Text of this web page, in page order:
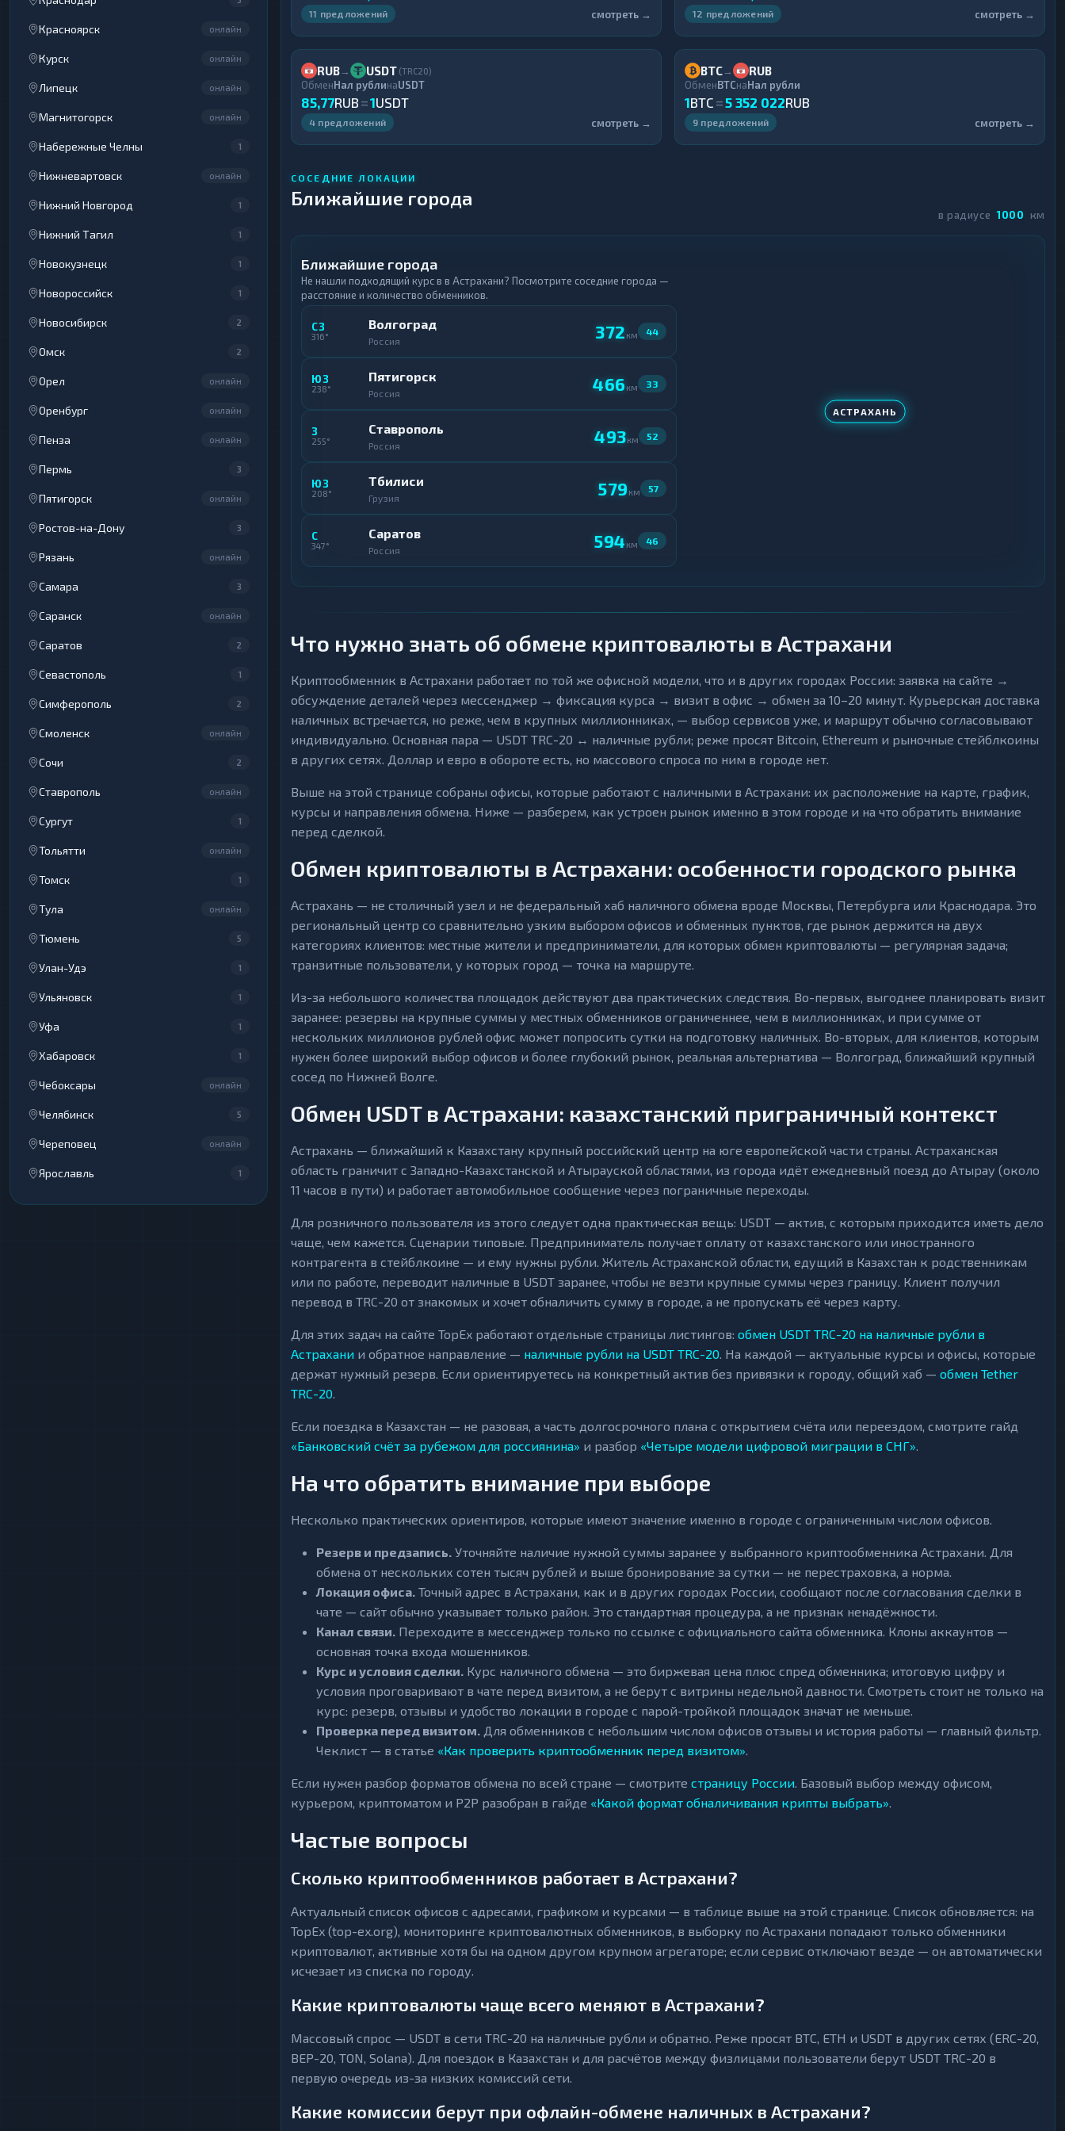
11 предложений смотреть → 12 предложений смотреть →
RUB→ USDT (TRC20)
ОбменНал рублинаUSDT
85,77RUB =1USDT
4 предложений смотреть →
BTC→ RUB
ОбменBTCнаНал рубли
1BTC =5 352 022RUB
9 предложений смотреть →
СОСЕДНИЕ ЛОКАЦИИ
Ближайшие города
в радиусе 1000 км
Ближайшие города
Не нашли подходящий курс в в Астрахани? Посмотрите соседние города —
расстояние и количество обменников.
СЗ
316°
Волгоград
Россия 372 км 44
ЮЗ
238°
Пятигорск
Россия 466 км 33
З
255°
Ставрополь
Россия 493км 52
ЮЗ
208°
Тбилиси
Грузия 579 км 57
С
347°
Саратов
Россия 594 км 46
АСТРАХАНЬ
Что нужно знать об обмене криптовалюты в Астрахани
Криптообменник в Астрахани работает по той же офисной модели, что и в других городах России: заявка на сайте →
обсуждение деталей через мессенджер → фиксация курса → визит в офис → обмен за 10–20 минут. Курьерская доставка
наличных встречается, но реже, чем в крупных миллионниках, — выбор сервисов уже, и маршрут обычно согласовывают
индивидуально. Основная пара — USDT TRC-20 ↔ наличные рубли; реже просят Bitcoin, Ethereum и рыночные стейблкоины
в других сетях. Доллар и евро в обороте есть, но массового спроса по ним в городе нет.
Выше на этой странице собраны офисы, которые работают с наличными в Астрахани: их расположение на карте, график,
курсы и направления обмена. Ниже — разберем, как устроен рынок именно в этом городе и на что обратить внимание
перед сделкой.
Обмен криптовалюты в Астрахани: особенности городского рынка
Астрахань — не столичный узел и не федеральный хаб наличного обмена вроде Москвы, Петербурга или Краснодара. Это
региональный центр со сравнительно узким выбором офисов и обменных пунктов, где рынок держится на двух
категориях клиентов: местные жители и предприниматели, для которых обмен криптовалюты — регулярная задача;
транзитные пользователи, у которых город — точка на маршруте.
Из-за небольшого количества площадок действуют два практических следствия. Во-первых, выгоднее планировать визит
заранее: резервы на крупные суммы у местных обменников ограниченнее, чем в миллионниках, и при сумме от
нескольких миллионов рублей офис может попросить сутки на подготовку наличных. Во-вторых, для клиентов, которым
нужен более широкий выбор офисов и более глубокий рынок, реальная альтернатива — Волгоград, ближайший крупный
сосед по Нижней Волге.
Обмен USDT в Астрахани: казахстанский приграничный контекст
Астрахань — ближайший к Казахстану крупный российский центр на юге европейской части страны. Астраханская
область граничит с Западно-Казахстанской и Атырауской областями, из города идёт ежедневный поезд до Атырау (около
11 часов в пути) и работает автомобильное сообщение через пограничные переходы.
Для розничного пользователя из этого следует одна практическая вещь: USDT — актив, с которым приходится иметь дело
чаще, чем кажется. Сценарии типовые. Предприниматель получает оплату от казахстанского или иностранного
контрагента в стейблкоине — и ему нужны рубли. Житель Астраханской области, едущий в Казахстан к родственникам
или по работе, переводит наличные в USDT заранее, чтобы не везти крупные суммы через границу. Клиент получил
перевод в TRC-20 от знакомых и хочет обналичить сумму в городе, а не пропускать её через карту.
Для этих задач на сайте TopEx работают отдельные страницы листингов: обмен USDT TRC-20 на наличные рубли в
Астрахани и обратное направление — наличные рубли на USDT TRC-20. На каждой — актуальные курсы и офисы, которые
держат нужный резерв. Если ориентируетесь на конкретный актив без привязки к городу, общий хаб — обмен Tether
TRC-20.
Если поездка в Казахстан — не разовая, а часть долгосрочного плана с открытием счёта или переездом, смотрите гайд
«Банковский счёт за рубежом для россиянина» и разбор «Четыре модели цифровой миграции в СНГ».
На что обратить внимание при выборе
Несколько практических ориентиров, которые имеют значение именно в городе с ограниченным числом офисов.
Резерв и предзапись. Уточняйте наличие нужной суммы заранее у выбранного криптообменника Астрахани. Для
обмена от нескольких сотен тысяч рублей и выше бронирование за сутки — не перестраховка, а норма.
Локация офиса. Точный адрес в Астрахани, как и в других городах России, сообщают после согласования сделки в
чате — сайт обычно указывает только район. Это стандартная процедура, а не признак ненадёжности.
Канал связи. Переходите в мессенджер только по ссылке с официального сайта обменника. Клоны аккаунтов —
основная точка входа мошенников.
Курс и условия сделки. Курс наличного обмена — это биржевая цена плюс спред обменника; итоговую цифру и
условия проговаривают в чате перед визитом, а не берут с витрины недельной давности. Смотреть стоит не только на
курс: резерв, отзывы и удобство локации в городе с парой-тройкой площадок значат не меньше.
Проверка перед визитом. Для обменников с небольшим числом офисов отзывы и история работы — главный фильтр.
Чеклист — в статье «Как проверить криптообменник перед визитом».
Если нужен разбор форматов обмена по всей стране — смотрите страницу России. Базовый выбор между офисом,
курьером, криптоматом и P2P разобран в гайде «Какой формат обналичивания крипты выбрать».
Частые вопросы
Сколько криптообменников работает в Астрахани?
Актуальный список офисов с адресами, графиком и курсами — в таблице выше на этой странице. Список обновляется: на
TopEx (top-ex.org), мониторинге криптовалютных обменников, в выборку по Астрахани попадают только обменники
криптовалют, активные хотя бы на одном другом крупном агрегаторе; если сервис отключают везде — он автоматически
исчезает из списка по городу.
Какие криптовалюты чаще всего меняют в Астрахани?
Массовый спрос — USDT в сети TRC-20 на наличные рубли и обратно. Реже просят BTC, ETH и USDT в других сетях (ERC-20,
BEP-20, TON, Solana). Для поездок в Казахстан и для расчётов между физлицами пользователи берут USDT TRC-20 в
первую очередь из-за низких комиссий сети.
Какие комиссии берут при офлайн-обмене наличных в Астрахани?
Красноярск онлайн
Курск онлайн
Липецк онлайн
Магнитогорск онлайн
Набережные Челны 1
Нижневартовск онлайн
Нижний Новгород 1
Нижний Тагил 1
Новокузнецк 1
Новороссийск 1
Новосибирск 2
Омск 2
Орел онлайн
Оренбург онлайн
Пенза онлайн
Пермь 3
Пятигорск онлайн
Ростов-на-Дону 3
Рязань онлайн
Самара 3
Саранск онлайн
Саратов 2
Севастополь 1
Симферополь 2
Смоленск онлайн
Сочи 2
Ставрополь онлайн
Сургут 1
Тольятти онлайн
Томск 1
Тула онлайн
Тюмень 5
Улан-Удэ 1
Ульяновск 1
Уфа 1
Хабаровск 1
Чебоксары онлайн
Челябинск 5
Череповец онлайн
Ярославль 1